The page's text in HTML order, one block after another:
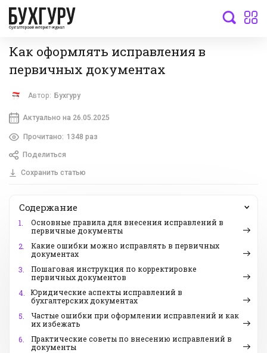
бухгалтерский интернет-журнал
Как оформлять исправления в
первичных документах
Автор: Бухгуру
Актуально на 26.05.2025
Прочитано: 1348 раз
Поделиться
Сохранить статью
Содержание
1.
Основные правила для внесения исправлений в
первичные документы
2.
Какие ошибки можно исправлять в первичных
документах
3.
Пошаговая инструкция по корректировке
первичных документов
4.
Юридические аспекты исправлений в
бухгалтерских документах
5.
Частые ошибки при оформлении исправлений и как
их избежать
6.
Практические советы по внесению исправлений в
документы